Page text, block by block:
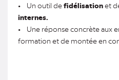
• Un outil defidélisationet
internes.
• Une réponse concrète aux
formation et de montée en